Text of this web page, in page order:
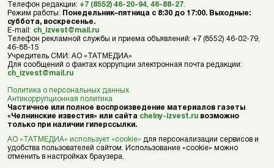
Телефон редакции: +7 (8552) 46-20-94 46-88-27
Режим работы: Понедельник–пятница с 8:30 до 17:00. Выходные:
суббота, воскресенье.
E-mail: ch_izvest@mail.ru
Телефон рекламной службы и приема объявлений: +7 (8552) 46-02-79,
46-88-15
Учредитель СМИ: АО «ТАТМЕДИА»
Для сообщений о фактах коррупции электронная почта редакции:
ch_izvest@mail.ru
Политика о персональных данных
Антикоррупционная политика
Частичное или полное воспроизведение материалов газеты
«Челнинские известия» или сайта chelny-izvest.ru возможно
только при наличии гиперссылки.
АО «ТАТМЕДИА» использует «cookie» для персонализации сервисов и
удобства пользователей сайтом. Использование «cookie» можно
отменить в настройках браузера.